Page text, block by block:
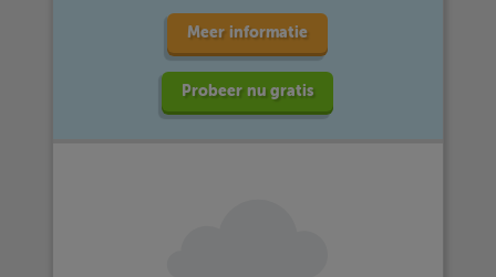
Meer informatie
Probeer nu gratis